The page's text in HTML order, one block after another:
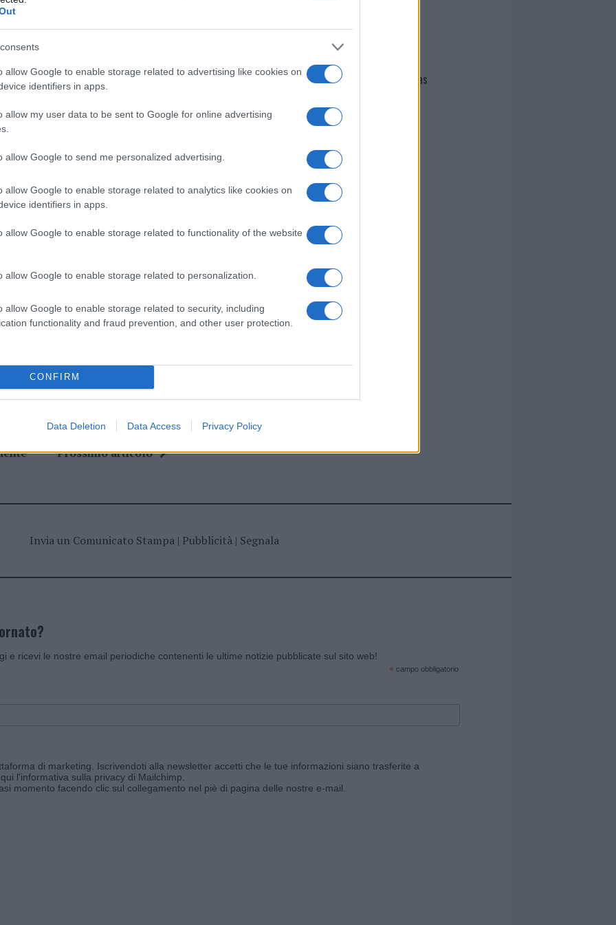
allow Google to enable storage related to advertising like cookies on
identifiers in apps.
allow my user data to be sent to Google for online advertising
allow Google to send me personalized advertising.
allow Google to enable storage related to analytics like cookies on
identifiers in apps.
allow Google to enable storage related to functionality of the website
allow Google to enable storage related to personalization.
allow Google to enable storage related to security, including
functionality and fraud prevention, and other user protection.
CONFIRM
Data Deletion Data Access Privacy Policy
nella sezione
di GalluraOggi.it
i tuoi video e le tue foto
+39 345 356 7512
news daGoogle News
Prossimo articolo
Giovannimaria Cabras
Invia un Comunicato Stampa| Pubblicità| Segnala
e ricevi le nostre email periodiche contenenti le ultime notizie pubblicate sul sito web!
* campo obbligatorio
di marketing. Iscrivendoti alla newsletter accetti che le tue informazioni siano trasferite a
l'informativa sulla privacy di Mailchimp
momento facendo clic sul collegamento nel piè di pagina delle nostre e-mail.